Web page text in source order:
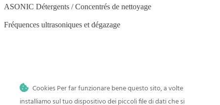
ASONIC Détergents / Concentrés de nettoyage
Fréquences ultrasoniques et dégazage
Nettoyage par ultrasons à domicile
Cookies Per far funzionare bene questo sito, a volte
installiamo sul tuo dispositivo dei piccoli file di dati che si